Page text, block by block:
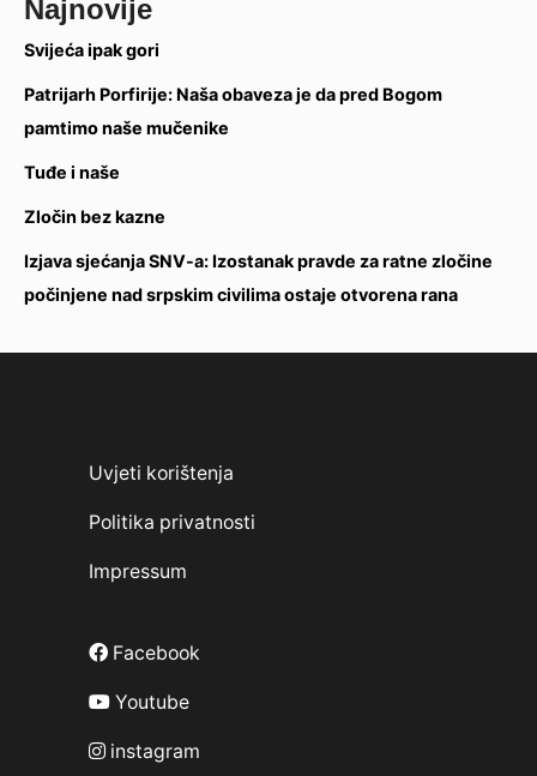
Najnovije
Svijeća ipak gori
Patrijarh Porfirije: Naša obaveza je da pred Bogom
pamtimo naše mučenike
Tuđe i naše
Zločin bez kazne
Izjava sjećanja SNV-a: Izostanak pravde za ratne zločine
počinjene nad srpskim civilima ostaje otvorena rana
Uvjeti korištenja
Politika privatnosti
Impressum
Facebook
Youtube
instagram